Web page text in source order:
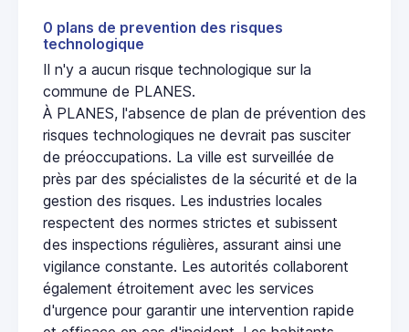
0 plans de prevention des risques
technologique
Il n'y a aucun risque technologique sur la
commune de PLANES.
À PLANES, l'absence de plan de prévention des
risques technologiques ne devrait pas susciter
de préoccupations. La ville est surveillée de
près par des spécialistes de la sécurité et de la
gestion des risques. Les industries locales
respectent des normes strictes et subissent
des inspections régulières, assurant ainsi une
vigilance constante. Les autorités collaborent
également étroitement avec les services
d'urgence pour garantir une intervention rapide